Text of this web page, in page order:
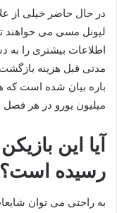
در حال حاضر خیلی از
لیونل مسی می خواهند
اطلاعات بیشتری را به
مدتی قبل هزینه
باره بیان شده است
میلیون یورو در هر
آیا این
رسیده است؟
به راحتی می توان